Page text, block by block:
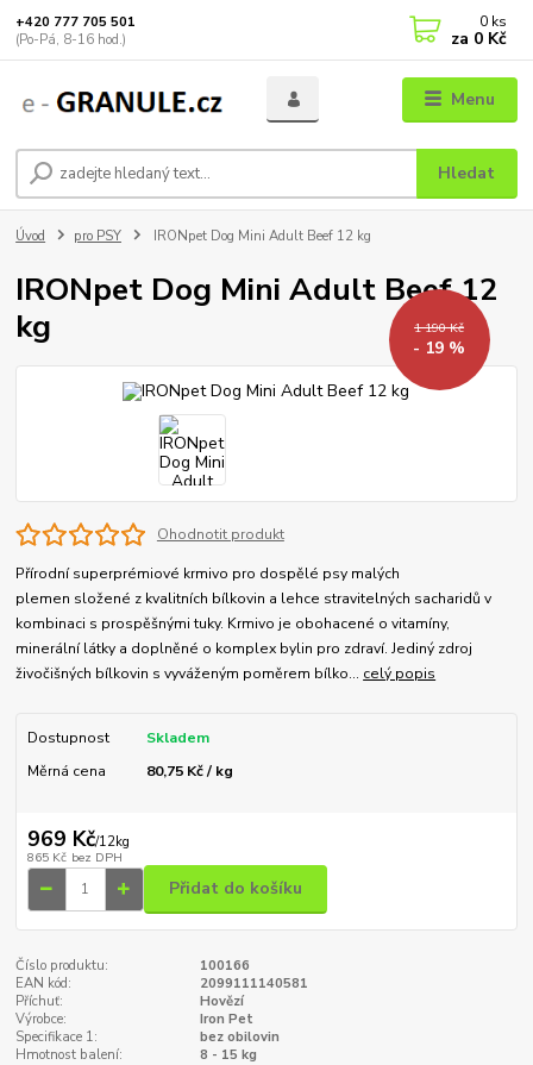
Menu
Hledat
+420 777 705 501
(Po-Pá, 8-16 hod.)
0 ks
za 0 Kč
Úvod pro PSY IRONpet Dog Mini Adult Beef 12 kg
IRONpet Dog Mini Adult Beef 12
kg
1 190 Kč
- 19 %
Ohodnotit produkt
Přírodní superprémiové krmivo pro dospělé psy malých
plemen složené z kvalitních bílkovin a lehce stravitelných sacharidů v
kombinaci s prospěšnými tuky. Krmivo je obohacené o vitamíny,
minerální látky a doplněné o komplex bylin pro zdraví. Jediný zdroj
živočišných bílkovin s vyváženým poměrem bílko... celý popis
Dostupnost
Skladem
Měrná cena
80,75 Kč / kg
969 Kč/12kg
865 Kč bez DPH
Přidat do košíku
Číslo produktu:
100166
EAN kód:
2099111140581
Příchuť:
Hovězí
Výrobce:
Iron Pet
Specifikace 1:
bez obilovin
Hmotnost balení:
8 - 15 kg